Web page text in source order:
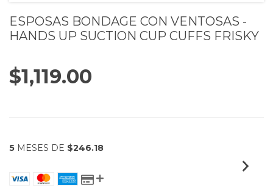
ESPOSAS BONDAGE CON VENTOSAS -
HANDS UP SUCTION CUP CUFFS FRISKY
$1,119.00
5 MESES DE $246.18